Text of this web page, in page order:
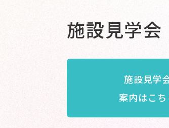
施設見学会
施設見学
案内はこち